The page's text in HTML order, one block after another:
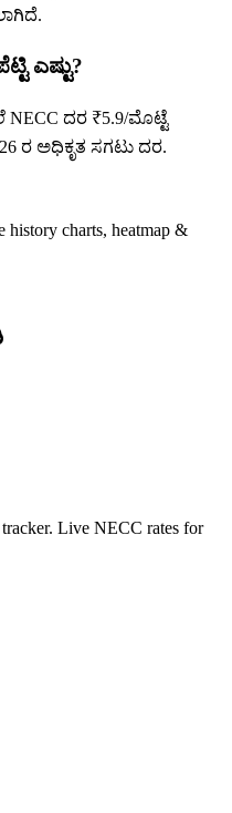
ಎಷ್ಟು?
NECC ದರ ₹5.9/ಮೊಟ್ಟೆ
ರ ಅಧಿಕೃತ ಸಗಟು ದರ.
charts, heatmap &
Live NECC rates for